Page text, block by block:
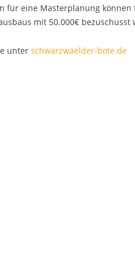
für eine Masterplanung
mit 50.000€ bezuschusst
unter schwarzwaelder-bote.de